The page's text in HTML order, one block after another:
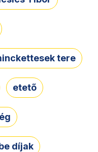
tere
etető
díjak